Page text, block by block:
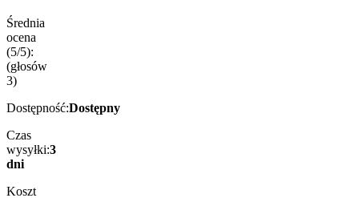
Średnia
ocena
(5/5):
(głosów
3)
Dostępność:Dostępny
Czas
wysyłki:3
dni
Koszt